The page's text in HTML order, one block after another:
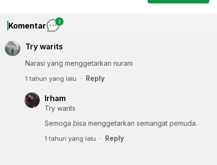
Komentar 2
Try warits
Narasi yang menggetarkan nurani
1 tahun yang lalu Reply
Irham
Try warits
Semoga bisa menggetarkan semangat pemuda.
1 tahun yang lalu Reply